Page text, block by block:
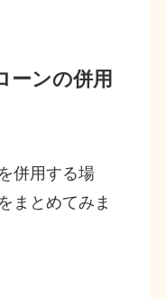
ーンの併用
併用する場
まとめてみま